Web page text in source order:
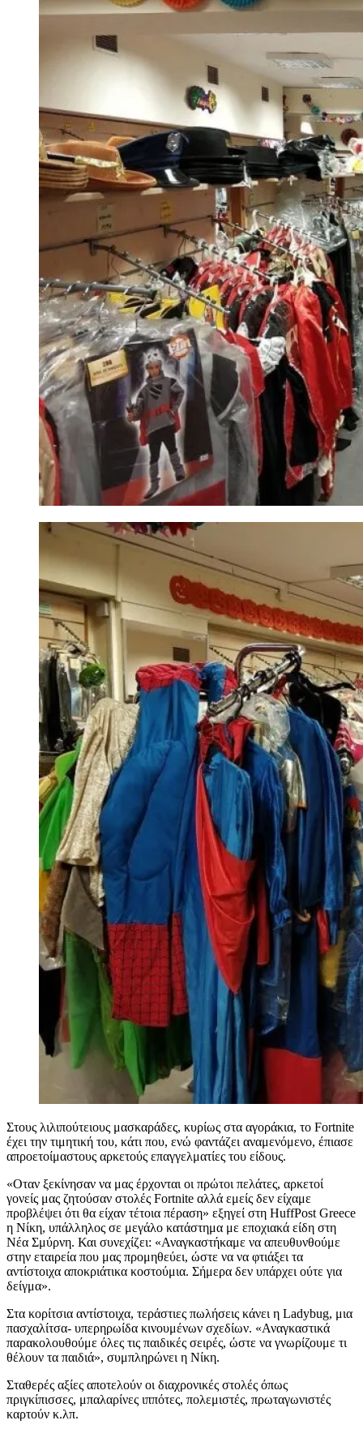
Στους λιλιπούτειους μασκαράδες, κυρίως στα αγοράκια, το Fortnite
έχει την τιμητική του, κάτι που, ενώ φαντάζει αναμενόμενο, έπιασε
απροετοίμαστους αρκετούς επαγγελματίες του είδους.
«Οταν ξεκίνησαν να μας έρχονται οι πρώτοι πελάτες, αρκετοί
γονείς μας ζητούσαν στολές Fortnite αλλά εμείς δεν είχαμε
προβλέψει ότι θα είχαν τέτοια πέραση» εξηγεί στη HuffPost Greece
η Νίκη, υπάλληλος σε μεγάλο κατάστημα με εποχιακά είδη στη
Νέα Σμύρνη. Και συνεχίζει: «Αναγκαστήκαμε να απευθυνθούμε
στην εταιρεία που μας προμηθεύει, ώστε να να φτιάξει τα
αντίστοιχα αποκριάτικα κοστούμια. Σήμερα δεν υπάρχει ούτε για
δείγμα».
Στα κορίτσια αντίστοιχα, τεράστιες πωλήσεις κάνει η Ladybug, μια
πασχαλίτσα- υπερηρωίδα κινουμένων σχεδίων. «Αναγκαστικά
παρακολουθούμε όλες τις παιδικές σειρές, ώστε να γνωρίζουμε τι
θέλουν τα παιδιά», συμπληρώνει η Νίκη.
Σταθερές αξίες αποτελούν οι διαχρονικές στολές όπως
πριγκίπισσες, μπαλαρίνες ιππότες, πολεμιστές, πρωταγωνιστές
καρτούν κ.λπ.